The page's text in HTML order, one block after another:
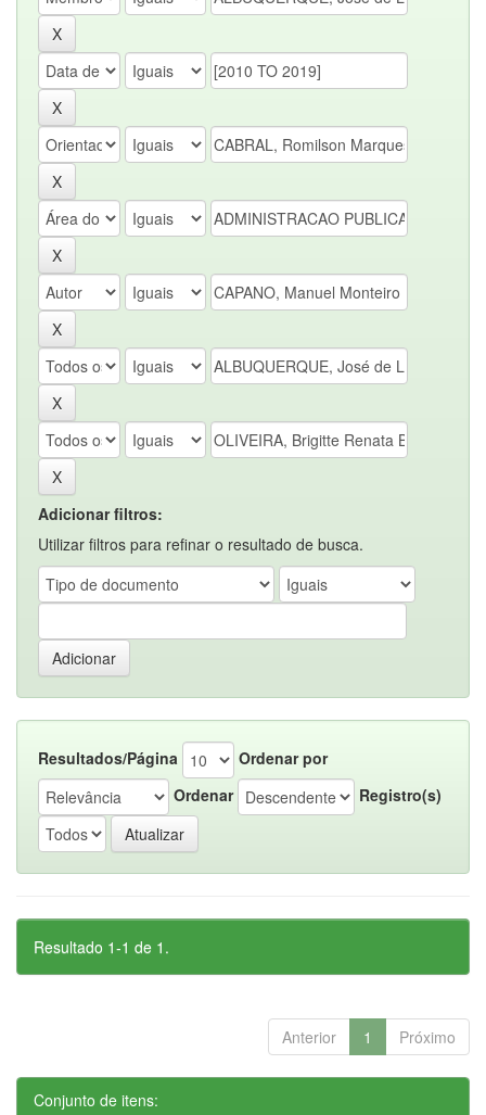
Adicionar filtros:
Utilizar filtros para refinar o resultado de busca.
Resultados/Página
Ordenar por
Ordenar
Registro(s)
Resultado 1-1 de 1.
Anterior 1 Próximo
Conjunto de itens: